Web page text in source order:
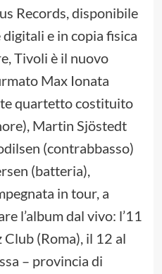
Records, disponibile
e in copia fisica
Tivoli è il nuovo
Max Ionata
quartetto costituito
Martin Sjöstedt
(contrabbasso)
(batteria),
in tour, a
l’album dal vivo: l’11
Club (Roma), il 12 al
– provincia di